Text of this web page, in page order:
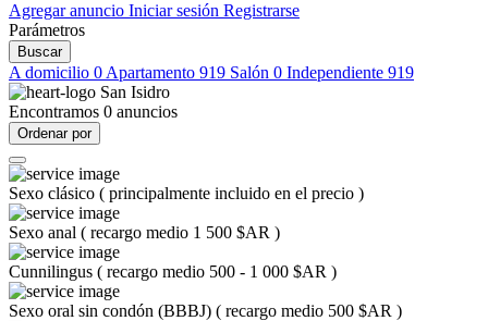
Agregar anuncio Iniciar sesión Registrarse
Parámetros
Buscar
A domicilio 0 Apartamento 919 Salón 0 Independiente 919
San Isidro
Encontramos 0 anuncios
Ordenar por
Sexo clásico ( principalmente incluido en el precio )
Sexo anal ( recargo medio 1 500 $AR )
Cunnilingus ( recargo medio 500 - 1 000 $AR )
Sexo oral sin condón (BBBJ) ( recargo medio 500 $AR )